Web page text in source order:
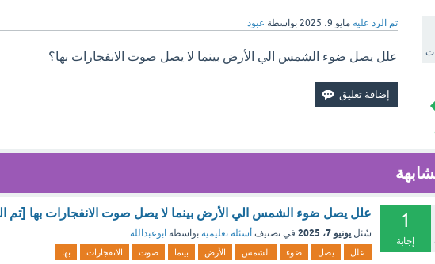
تم الرد عليه مايو 9، 2025 بواسطة عبود
علل يصل ضوء الشمس الي الأرض بينما لا يصل صوت الانفجارات بها؟
1
إجابة
علل يصل ضوء الشمس الي الأرض بينما لا يصل صوت الانفجارات بها [تم
سُئل يونيو 7، 2025 في تصنيف أسئلة تعليمية بواسطة ابوعبدالله
علل يصل ضوء الشمس الأرض بينما صوت الانفجارات بها